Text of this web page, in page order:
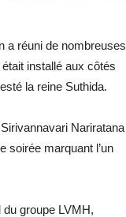
a réuni de nombreuses
installé aux côtés
la reine Suthida.
Nariratana
soirée marquant l’un
groupe LVMH,